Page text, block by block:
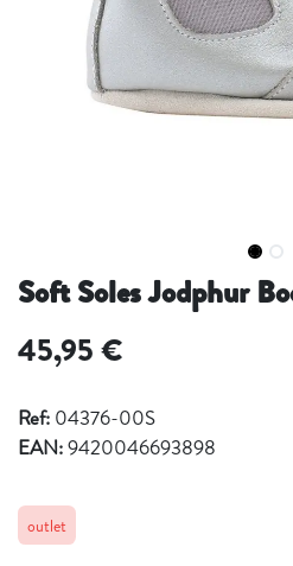
Soft Soles Jodphur
45,95€
Ref: 04376-00S
EAN:9420046693898
outlet